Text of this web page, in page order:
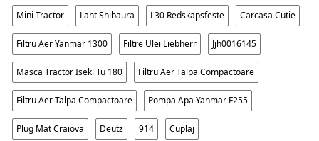
Mini Tractor Lant Shibaura L30 Redskapsfeste Carcasa Cutie
Filtru Aer Yanmar 1300 Filtre Ulei Liebherr Jjh0016145
Masca Tractor Iseki Tu 180 Filtru Aer Talpa Compactoare
Filtru Aer Talpa Compactoare Pompa Apa Yanmar F255
Plug Mat Craiova Deutz 914 Cuplaj